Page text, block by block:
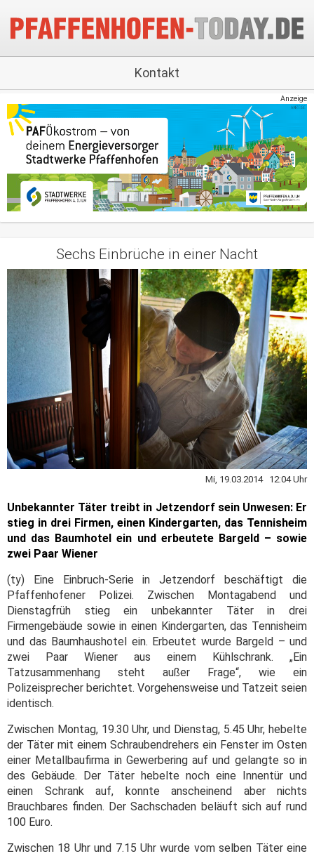
Kontakt
Anzeige
Sechs Einbrüche in einer Nacht
Mi, 19.03.2014 12:04 Uhr
Unbekannter Täter treibt in Jetzendorf sein Unwesen: Er
stieg in drei Firmen, einen Kindergarten, das Tennisheim
und das Baumhotel ein und erbeutete Bargeld – sowie
zwei Paar Wiener
(ty) Eine Einbruch-Serie in Jetzendorf beschäftigt die
Pfaffenhofener Polizei. Zwischen Montagabend und
Dienstagfrüh stieg ein unbekannter Täter in drei
Firmengebäude sowie in einen Kindergarten, das Tennisheim
und das Baumhaushotel ein. Erbeutet wurde Bargeld – und
zwei Paar Wiener aus einem Kühlschrank. „Ein
Tatzusammenhang steht außer Frage“, wie ein
Polizeisprecher berichtet. Vorgehensweise und Tatzeit seien
identisch.
Zwischen Montag, 19.30 Uhr, und Dienstag, 5.45 Uhr, hebelte
der Täter mit einem Schraubendrehers ein Fenster im Osten
einer Metallbaufirma in Gewerbering auf und gelangte so in
des Gebäude. Der Täter hebelte noch eine Innentür und
einen Schrank auf, konnte anscheinend aber nichts
Brauchbares finden. Der Sachschaden beläuft sich auf rund
100 Euro.
Zwischen 18 Uhr und 7.15 Uhr wurde vom selben Täter eine